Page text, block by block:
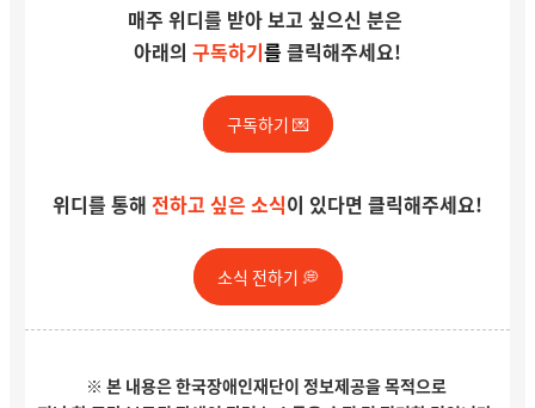
매주 위디를 받아 보고 싶으신 분은
아래의 구독하기를 클릭해주세요!
구독하기 💌
위디를 통해 전하고 싶은 소식이 있다면 클릭해주세요!
소식 전하기 💭
※ 본 내용은 한국장애인재단이 정보제공을 목적으로